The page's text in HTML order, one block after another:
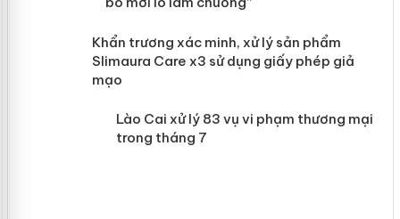
Slimaura Care x3 sử dụng giấy phép
giả mạo